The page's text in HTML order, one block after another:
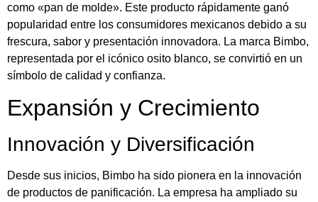
como «pan de molde». Este producto rápidamente ganó
popularidad entre los consumidores mexicanos debido a su
frescura, sabor y presentación innovadora. La marca Bimbo,
representada por el icónico osito blanco, se convirtió en un
símbolo de calidad y confianza.
Expansión y Crecimiento
Innovación y Diversificación
Desde sus inicios, Bimbo ha sido pionera en la innovación
de productos de panificación. La empresa ha ampliado su